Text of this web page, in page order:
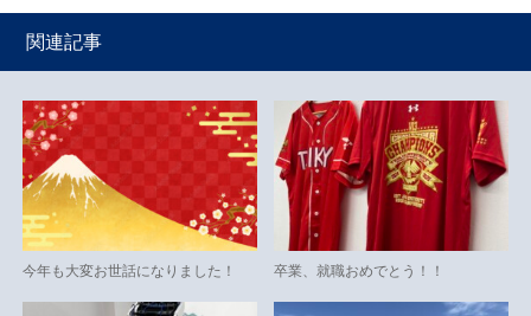
関連記事
今年も大変お世話になりました！ 卒業、就職おめでとう！！